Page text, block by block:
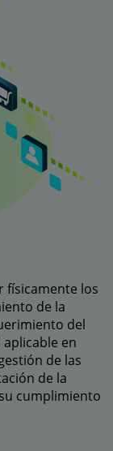
físicamente los
de la
del
en
de las
de la
cumplimiento